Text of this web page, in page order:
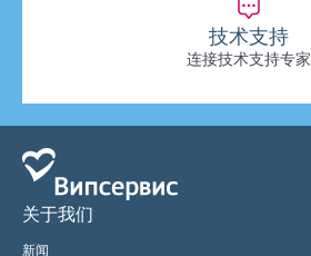
技术支持
连接技术支持专家
关于我们
新闻